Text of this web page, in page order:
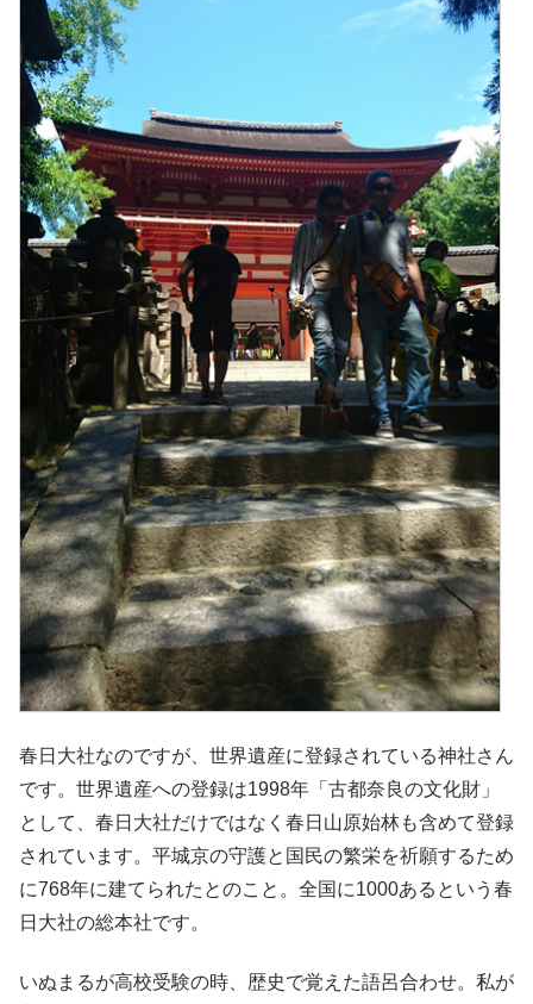
春日大社なのですが、世界遺産に登録されている神社さん
です。世界遺産への登録は1998年「古都奈良の文化財」
として、春日大社だけではなく春日山原始林も含めて登録
されています。平城京の守護と国民の繁栄を祈願するため
に768年に建てられたとのこと。全国に1000あるという春
日大社の総本社です。
いぬまるが高校受験の時、歴史で覚えた語呂合わせ。私が